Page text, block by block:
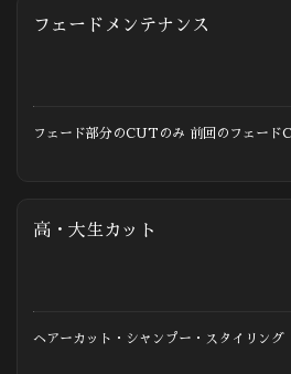
フェードメンテナンス
フェード部分のCUTのみ 前回のフェード
高・大生カット
ヘアーカット・シャンプー・スタイリング